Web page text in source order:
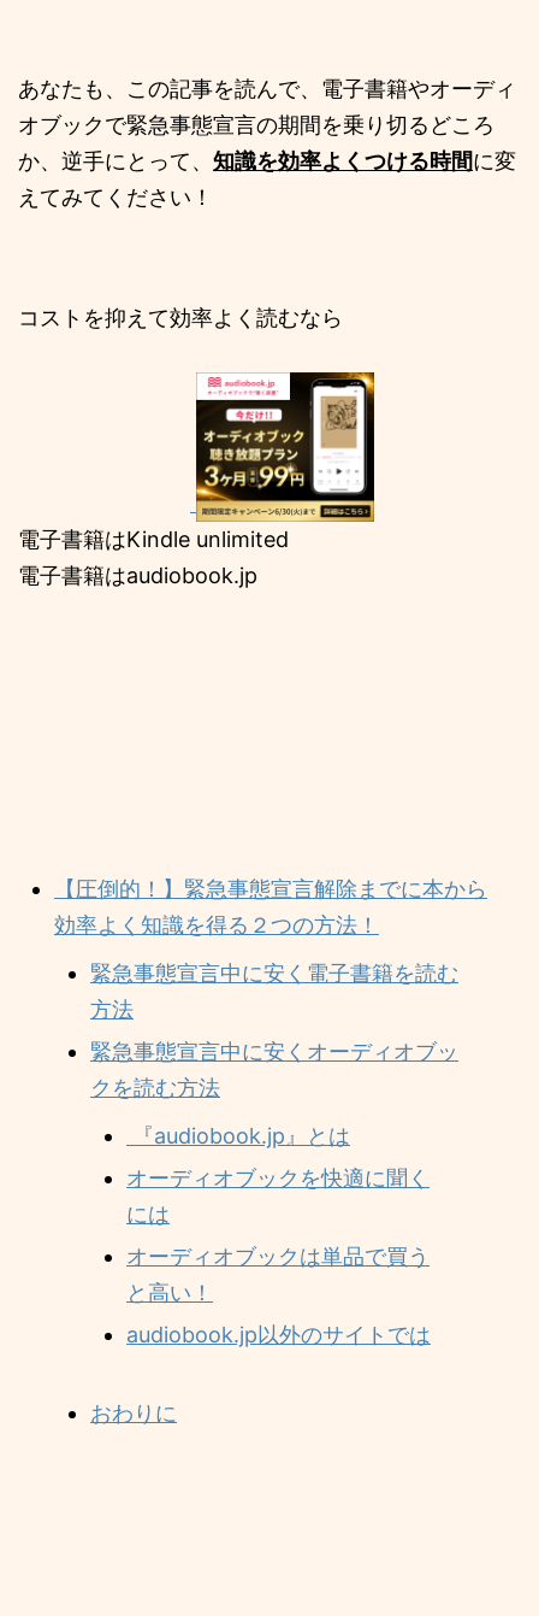
あなたも、この記事を読んで、電子書籍やオーディ
オブックで緊急事態宣言の期間を乗り切るどころ
か、逆手にとって、 知識を効率よくつける時間に変
えてみてください！
コストを抑えて効率よく読むなら
電子書籍はKindle unlimited
電子書籍はaudiobook.jp
【圧倒的！】緊急事態宣言解除までに本から
効率よく知識を得る２つの方法！
緊急事態宣言中に安く電子書籍を読む
方法
緊急事態宣言中に安くオーディオブッ
クを読む方法
『audiobook.jp』とは
オーディオブックを快適に聞く
には
オーディオブックは単品で買う
と高い！
audiobook.jp以外のサイトでは
おわりに